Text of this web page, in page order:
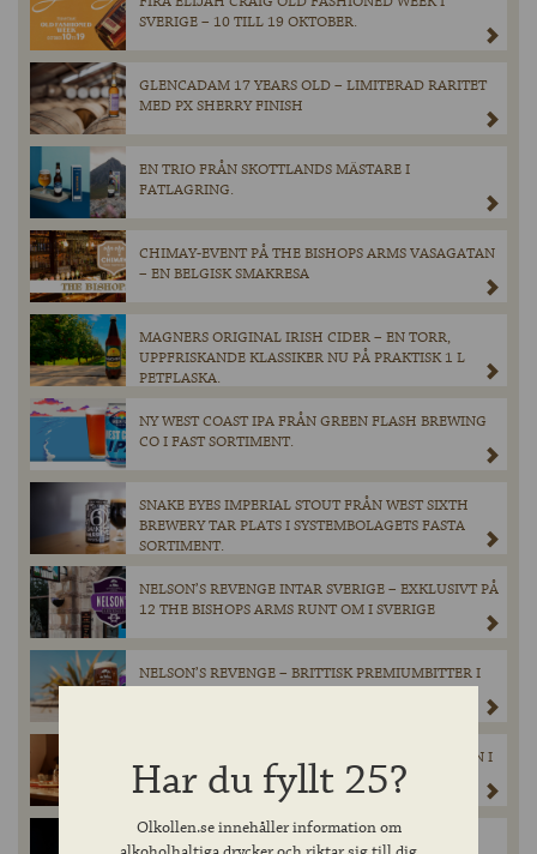
SVERIGE – 10 TILL 19 OKTOBER.
GLENCADAM 17 YEARS OLD – LIMITERAD RARITET
MED PX SHERRY FINISH
EN TRIO FRÅN SKOTTLANDS MÄSTARE I
FATLAGRING.
CHIMAY-EVENT PÅ THE BISHOPS ARMS VASAGATAN
– EN BELGISK SMAKRESA
MAGNERS ORIGINAL IRISH CIDER – EN TORR,
UPPFRISKANDE KLASSIKER NU PÅ PRAKTISK 1 L
PETFLASKA.
NY WEST COAST IPA FRÅN GREEN FLASH BREWING
CO I FAST SORTIMENT.
SNAKE EYES IMPERIAL STOUT FRÅN WEST SIXTH
BREWERY TAR PLATS I SYSTEMBOLAGETS FASTA
SORTIMENT.
NELSON’S REVENGE INTAR SVERIGE – EXKLUSIVT PÅ
12 THE BISHOPS ARMS RUNT OM I SVERIGE
NELSON’S REVENGE – BRITTISK PREMIUMBITTER I
EN TRIPPEL TEQUILA FRÅN LUNAZUL – ÄNTLIGEN I
SVERIGE!
EXKLUSIV LANSERING FRÅN HEAVEN HILL: 300
Har du fyllt 25?
Olkollen.se innehåller information om